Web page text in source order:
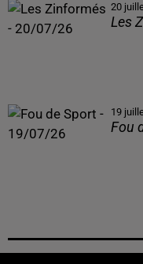
20
Les
19
Fou